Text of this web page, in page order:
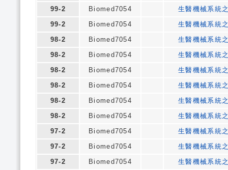
99-2
Biomed7054
生醫機械系統
99-2
Biomed7054
生醫機械系統
98-2
Biomed7054
生醫機械系統
98-2
Biomed7054
生醫機械系統
98-2
Biomed7054
生醫機械系統
98-2
Biomed7054
生醫機械系統
98-2
Biomed7054
生醫機械系統
98-2
Biomed7054
生醫機械系統
97-2
Biomed7054
生醫機械系統
97-2
Biomed7054
生醫機械系統
97-2
Biomed7054
生醫機械系統